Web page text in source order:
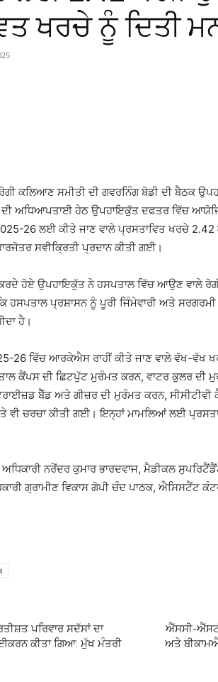
ਖਰਚੇ ਨੂੰ ਦਿਤੀ
ਕਲਿਆਣ ਸਮੀਤੀ ਦੀ ਗਵਰਨਿੰਗ ਬੋਡੀ ਦੀ ਬੈਠਕ
ਅਧਿਆਪਤਾਈ ਹੇਠ ਉਪਹਾਇਕੁੱਤ ਦਫਤਰ ਵਿੱਚ
2025-26 ਲਈ ਕੀਤੇ ਜਾਣ ਵਾਲੇ ਪ੍ਰਸਤਾਵਿਤ ਖਰਚੇ
ਸਵੀਕ੍ਰਿਤੀ ਪ੍ਰਦਾਨ ਕੀਤੀ ਗਈ।
ਹੋਏ ਉਪਹਾਇਕੁੱਤ ਨੇ ਹਸਪਤਾਲ ਵਿੱਚ ਆਉਣ ਵਾਲੇ
ਹਸਪਤਾਲ ਪ੍ਰਸ਼ਾਸਨ ਨੂੰ ਪੂਰੀ ਜਿੰਮੇਵਾਰੀ ਅਤੇ
ਹੈ।
26 ਵਿੱਚ ਆਰਕੇਐਸ ਰਾਹੀਂ ਕੀਤੇ ਜਾਣ ਵਾਲੇ ਵੱਖ-ਵੱਖ
ਕੈਂਪਸ ਦੀ ਛਿਟਪੁੱਟ ਮੁਰੰਮਤ ਕਰਨ, ਵਾਟਰ ਕੁਲਰ ਦੀ
ਬੈੱਡ ਅਤੇ ਗੀਜ਼ਰ ਦੀ ਮੁਰੰਮਤ ਕਰਨ,
ਵੀ ਚਰਚਾ ਕੀਤੀ ਗਈ। ਇਨ੍ਹਾਂ ਮਾਮਲਿਆਂ ਲਈ
ਨਰੇਂਦਰ ਕੁਮਾਰ ਭਾਰਦਵਾਜ, ਮੈਡੀਕਲ
ਗ੍ਰਾਮੀਣ ਵਿਕਾਸ ਗੋਪੀ ਚੰਦ ਪਾਠਕ, ਐਸਿਸਟੈਂਟ
ਪਰਿਵਾਰ ਸਦੱਸਾਂ ਦਾ
ਕੀਤਾ ਗਿਆ: ਮੁੱਖ ਮੰਤਰੀ
ਐੱਸਸੀ-
ਅਤੇ